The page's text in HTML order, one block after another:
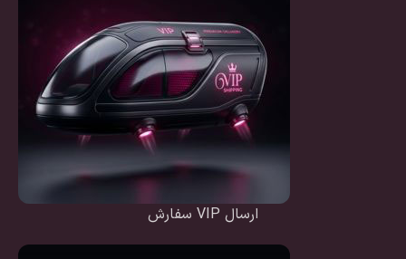
ارسال VIP سفارش